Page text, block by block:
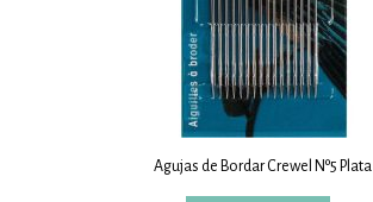
Agujas de Bordar Crewel Nº5 Plata